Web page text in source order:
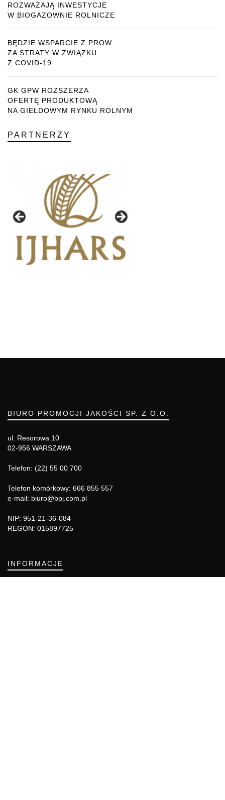
ROZWAŻAJĄ INWESTYCJE
W BIOGAZOWNIE ROLNICZE
BĘDZIE WSPARCIE Z PROW
ZA STRATY W ZWIĄZKU
Z COVID-19
GK GPW ROZSZERZA
OFERTĘ PRODUKTOWĄ
NA GIEŁDOWYM RYNKU ROLNYM
PARTNERZY
BIURO PROMOCJI JAKOŚCI SP. Z O.O.
ul. Resorowa 10
02-956 WARSZAWA
Telefon: (22) 55 00 700
Telefon komórkowy: 666 855 557
e-mail: biuro@bpj.com.pl
NIP: 951-21-36-084
REGON: 015897725
INFORMACJE